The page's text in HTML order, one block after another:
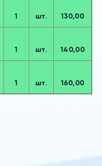
1 шт. 130,00
1 шт. 140,00
1 шт. 160,00